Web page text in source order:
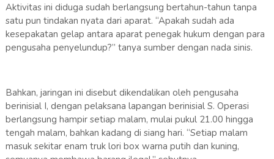
Aktivitas ini diduga sudah berlangsung bertahun-tahun tanpa
satu pun tindakan nyata dari aparat. “Apakah sudah ada
kesepakatan gelap antara aparat penegak hukum dengan para
pengusaha penyelundup?” tanya sumber dengan nada sinis.
Bahkan, jaringan ini disebut dikendalikan oleh pengusaha
berinisial I, dengan pelaksana lapangan berinisial S. Operasi
berlangsung hampir setiap malam, mulai pukul 21.00 hingga
tengah malam, bahkan kadang di siang hari. “Setiap malam
masuk sekitar enam truk lori box warna putih dan kuning,